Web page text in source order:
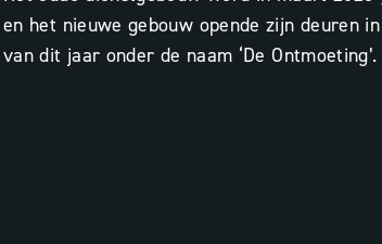
en het nieuwe gebouw opende zijn deuren
van dit jaar onder de naam ‘De Ontmoeting’.